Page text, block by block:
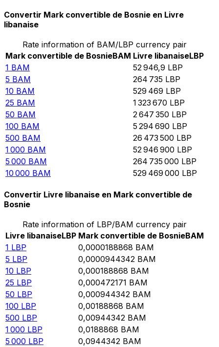
Convertir Mark convertible de Bosnie en Livre
libanaise
Rate information of BAM/LBP currency pair
Mark convertible de BosnieBAM Livre libanaiseLBP
1 BAM 52 946,9 LBP
5 BAM 264 735 LBP
10 BAM 529 469 LBP
25 BAM 1 323 670 LBP
50 BAM 2 647 350 LBP
100 BAM 5 294 690 LBP
500 BAM 26 473 500 LBP
1 000 BAM 52 946 900 LBP
5 000 BAM 264 735 000 LBP
10 000 BAM 529 469 000 LBP
Convertir Livre libanaise en Mark convertible de
Bosnie
Rate information of LBP/BAM currency pair
Livre libanaiseLBP Mark convertible de BosnieBAM
1 LBP 0,0000188868 BAM
5 LBP 0,0000944342 BAM
10 LBP 0,000188868 BAM
25 LBP 0,000472171 BAM
50 LBP 0,000944342 BAM
100 LBP 0,00188868 BAM
500 LBP 0,00944342 BAM
1 000 LBP 0,0188868 BAM
5 000 LBP 0,0944342 BAM